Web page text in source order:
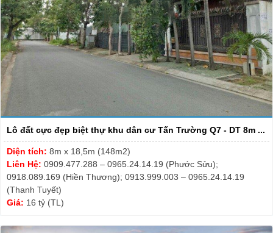
Lô đất cực đẹp biệt thự khu dân cư Tấn Trường Q7 - DT 8m ...
Diện tích: 8m x 18,5m (148m2)
Liên Hệ: 0909.477.288 – 0965.24.14.19 (Phước Sửu);
0918.089.169 (Hiền Thương); 0913.999.003 – 0965.24.14.19
(Thanh Tuyết)
Giá: 16 tỷ (TL)